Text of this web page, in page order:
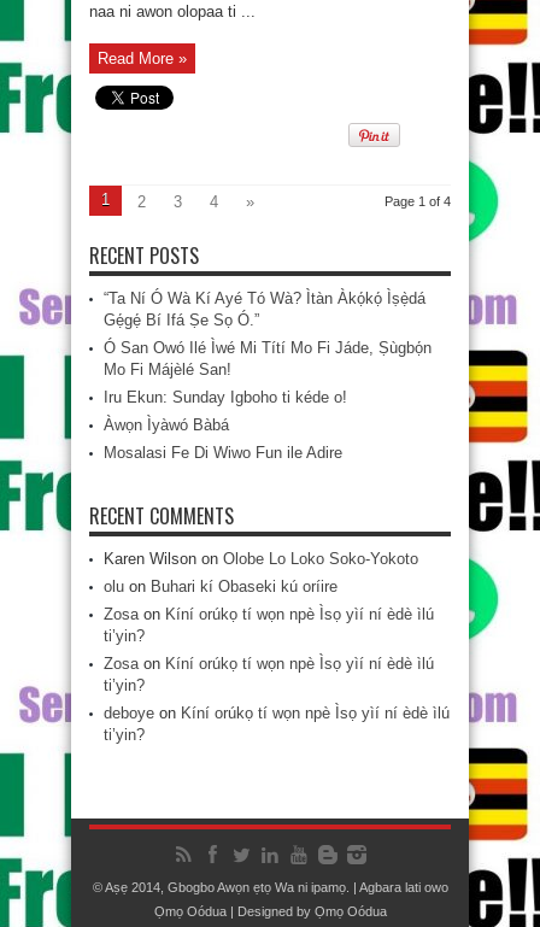
naa ni awon olopaa ti ...
Read More »
Page 1 of 4
1 2 3 4 »
RECENT POSTS
“Ta Ní Ó Wà Kí Ayé Tó Wà? Ìtàn Àkọ́kọ́ Ìṣẹ̀dá
Gẹ́gẹ́ Bí Ifá Ṣe Sọ Ó.”
Ó San Owó Ilé Ìwé Mi Títí Mo Fi Jáde, Ṣùgbọ́n
Mo Fi Májèlé San!
Iru Ekun: Sunday Igboho ti kéde o!
Àwọn Ìyàwó Bàbá
Mosalasi Fe Di Wiwo Fun ile Adire
RECENT COMMENTS
Karen Wilson on Olobe Lo Loko Soko-Yokoto
olu on Buhari kí Obaseki kú oríire
Zosa on Kíní orúkọ tí wọn npè Ìsọ yìí ní èdè ìlú
ti’yin?
Zosa on Kíní orúkọ tí wọn npè Ìsọ yìí ní èdè ìlú
ti’yin?
deboye on Kíní orúkọ tí wọn npè Ìsọ yìí ní èdè ìlú
ti’yin?
© Aṣẹ 2014, Gbogbo Awọn ẹtọ Wa ni ipamọ. | Agbara lati owo
Ọmọ Oódua | Designed by Ọmọ Oódua